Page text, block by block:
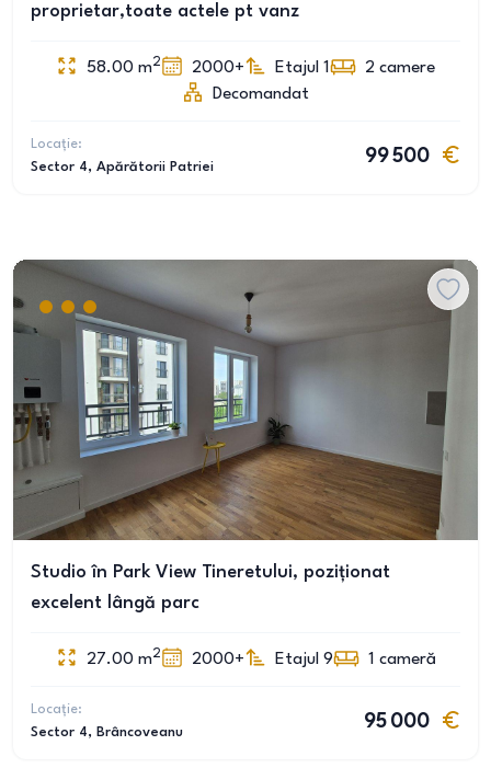
proprietar,toate actele pt vanz
58.00 m2 2000+ Etajul 1 2 camere
Decomandat
Locație:
Sector 4, Apărătorii Patriei
99 500
Studio în Park View Tineretului, poziționat
excelent lângă parc
27.00 m2 2000+ Etajul 9 1 cameră
Locație:
Sector 4, Brâncoveanu
95 000